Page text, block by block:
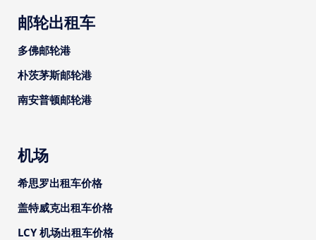
邮轮出租车
多佛邮轮港
朴茨茅斯邮轮港
南安普顿邮轮港
机场
希思罗出租车价格
盖特威克出租车价格
LCY 机场出租车价格